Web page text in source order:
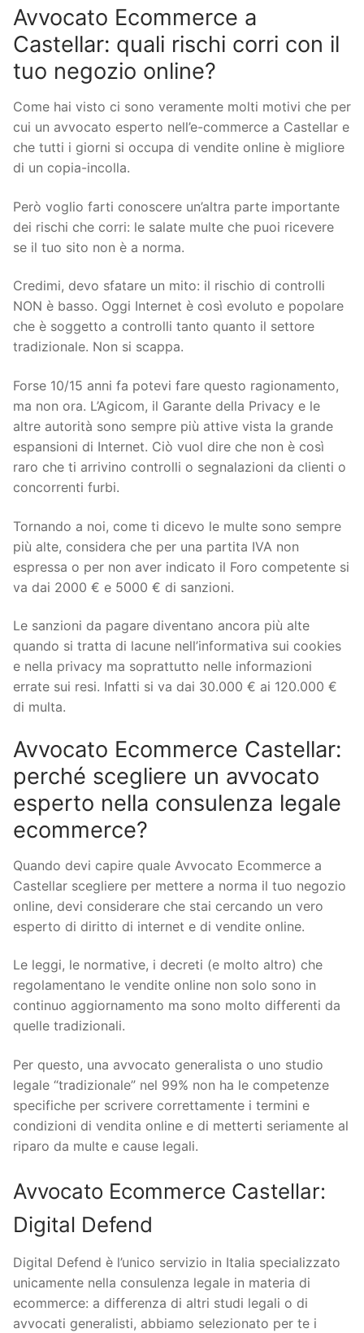
Avvocato Ecommerce a
Castellar: quali rischi corri con il
tuo negozio online?
Come hai visto ci sono veramente molti motivi che per
cui un avvocato esperto nell’e-commerce a Castellar e
che tutti i giorni si occupa di vendite online è migliore
di un copia-incolla.
Però voglio farti conoscere un’altra parte importante
dei rischi che corri: le salate multe che puoi ricevere
se il tuo sito non è a norma.
Credimi, devo sfatare un mito: il rischio di controlli
NON è basso. Oggi Internet è così evoluto e popolare
che è soggetto a controlli tanto quanto il settore
tradizionale. Non si scappa.
Forse 10/15 anni fa potevi fare questo ragionamento,
ma non ora. L’Agicom, il Garante della Privacy e le
altre autorità sono sempre più attive vista la grande
espansioni di Internet. Ciò vuol dire che non è così
raro che ti arrivino controlli o segnalazioni da clienti o
concorrenti furbi.
Tornando a noi, come ti dicevo le multe sono sempre
più alte, considera che per una partita IVA non
espressa o per non aver indicato il Foro competente si
va dai 2000 € e 5000 € di sanzioni.
Le sanzioni da pagare diventano ancora più alte
quando si tratta di lacune nell’informativa sui cookies
e nella privacy ma soprattutto nelle informazioni
errate sui resi. Infatti si va dai 30.000 € ai 120.000 €
di multa.
Avvocato Ecommerce Castellar:
perché scegliere un avvocato
esperto nella consulenza legale
ecommerce?
Quando devi capire quale Avvocato Ecommerce a
Castellar scegliere per mettere a norma il tuo negozio
online, devi considerare che stai cercando un vero
esperto di diritto di internet e di vendite online.
Le leggi, le normative, i decreti (e molto altro) che
regolamentano le vendite online non solo sono in
continuo aggiornamento ma sono molto differenti da
quelle tradizionali.
Per questo, una avvocato generalista o uno studio
legale “tradizionale” nel 99% non ha le competenze
specifiche per scrivere correttamente i termini e
condizioni di vendita online e di metterti seriamente al
riparo da multe e cause legali.
Avvocato Ecommerce Castellar:
Digital Defend
Digital Defend è l’unico servizio in Italia specializzato
unicamente nella consulenza legale in materia di
ecommerce: a differenza di altri studi legali o di
avvocati generalisti, abbiamo selezionato per te i